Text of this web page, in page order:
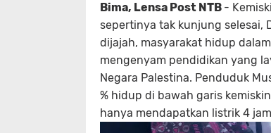
Bima, Lensa Post NTB -
sepertinya tak kunjung selesai,
dijajah, masyarakat hidup
mengenyam pendidikan yang
Negara Palestina. Penduduk
% hidup di bawah garis
hanya mendapatkan listrik 4